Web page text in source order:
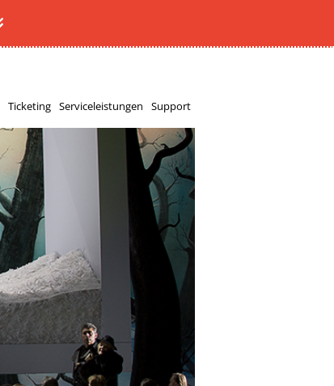
Ticketing Serviceleistungen Support